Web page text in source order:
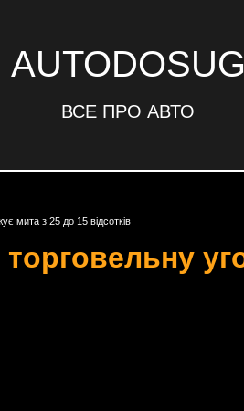
AUTODOSUG
ВСЕ ПРО АВТО
мита з 25 до 15 відсотків